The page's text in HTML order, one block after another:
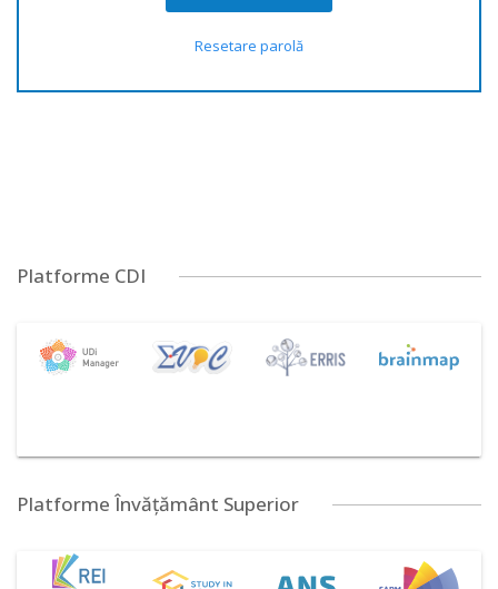
Resetare parolă
Platforme CDI
Platforme Învățământ Superior